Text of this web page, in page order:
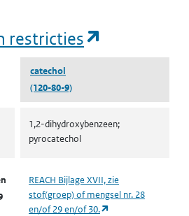
restricties
catechol
(120-80-9)
1,2-dihydroxybenzeen;
pyrocatechol
REACH Bijlage XVII, zie
stof(groep) of mengsel nr. 28
en/of 29 en/of 30.